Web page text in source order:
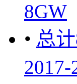
8GW
• 总